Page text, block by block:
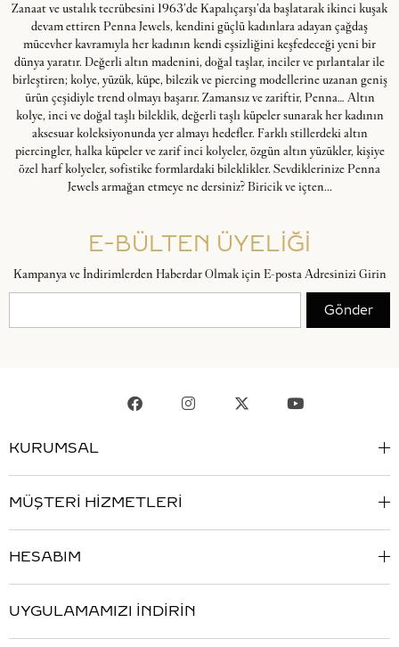
Zanaat ve ustalık tecrübesini 1963’de Kapalıçarşı’da başlatarak ikinci kuşak
devam ettiren Penna Jewels, kendini güçlü kadınlara adayan çağdaş
mücevher kavramıyla her kadının kendi eşsizliğini keşfedeceği yeni bir
dünya yaratır. Değerli altın madenini, doğal taşlar, inciler ve pırlantalar ile
birleştiren; kolye, yüzük, küpe, bilezik ve piercing modellerine uzanan geniş
ürün çeşidiyle trend olmayı başarır. Zamansız ve zariftir, Penna… Altın
kolye, inci ve doğal taşlı bileklik, değerli taşlı küpeler sunarak her kadının
aksesuar koleksiyonunda yer almayı hedefler. Farklı stillerdeki altın
piercingler, halka küpeler ve zarif inci kolyeler, özgün altın yüzükler, kişiye
özel harf kolyeler, sofistike formlardaki bileklikler. Sevdiklerinize Penna
Jewels armağan etmeye ne dersiniz? Biricik ve içten...
E-BÜLTEN ÜYELİĞİ
Kampanya ve İndirimlerden Haberdar Olmak için E-posta Adresinizi Girin
Gönder
KURUMSAL
MÜŞTERİ HİZMETLERİ
HESABIM
UYGULAMAMIZI İNDİRİN